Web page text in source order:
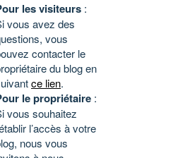
les visiteurs :
vous avez des
vous
contacter le
du blog en
ce lien.
le propriétaire :
vous souhaitez
l’accès à votre
nous vous